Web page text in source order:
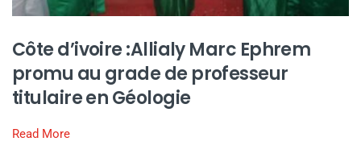
Côte d’ivoire :Allialy Marc Ephrem
promu au grade de professeur
titulaire en Géologie
Read More